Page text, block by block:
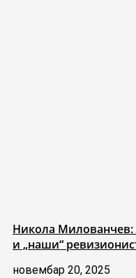
Никола Милованчев:
и „наши“
новембар 20, 2025